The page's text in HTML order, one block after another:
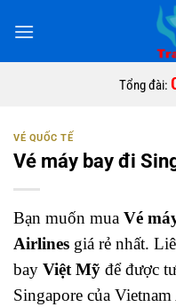
qua
Tổng đài:
VÉ QUỐC TẾ
Vé máy bay đi
Bạn muốn mua Vé
Airlines giá rẻ nhất.
bay Việt Mỹ để được
Singapore của